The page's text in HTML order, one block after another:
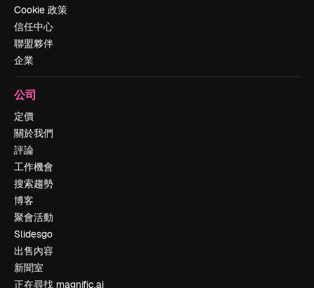
Cookie 政策
信任中心
聯盟夥伴
企業
公司
定價
關於我們
評論
工作機會
搜索趨勢
博客
聚會活動
Slidesgo
出售內容
新聞室
正在尋找 magnific.ai